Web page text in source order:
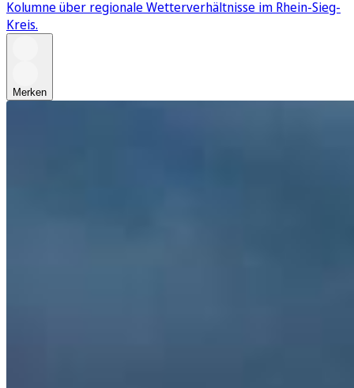
Kolumne über regionale Wetterverhältnisse im Rhein-Sieg-
Kreis.
Merken